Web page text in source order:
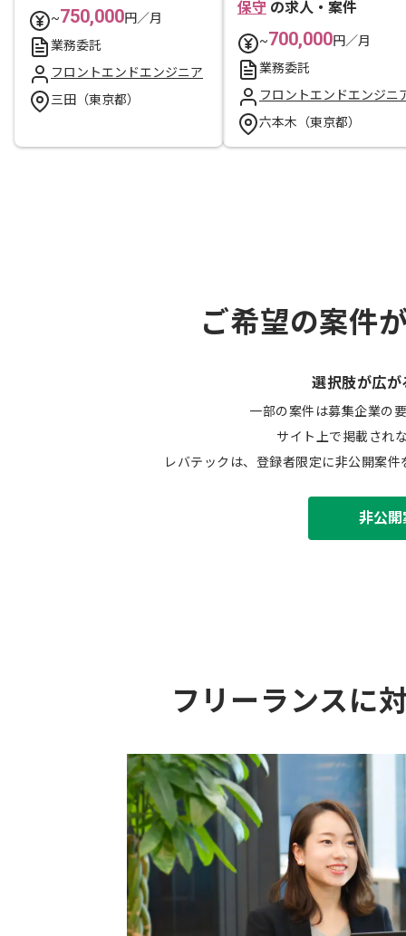
~750,000円／月
業務委託
フロントエンドエンジニア
三田（東京都）
保守 の求人・案件
~700,000円／月
業務委託
フロントエンドエンジニ
六本木（東京都）
ご希望の案件
選択肢が広が
一部の案件は募集企業の
サイト上で掲載され
レバテックは、登録者限定に非公開案
非公
フリーランスに